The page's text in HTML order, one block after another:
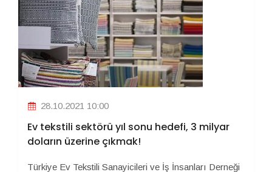
28.10.2021 10:00
Ev tekstili sektörü yıl sonu hedefi, 3 milyar
doların üzerine çıkmak!
Türkiye Ev Tekstili Sanayicileri ve İş İnsanları Derneği